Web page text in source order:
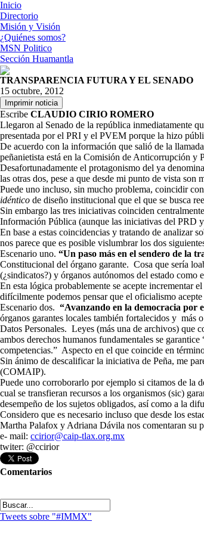
Inicio
Directorio
Misión y Visión
¿Quiénes somos?
MSN Politico
Sección Huamantla
TRANSPARENCIA FUTURA Y EL SENADO
15 octubre, 2012
Escribe CLAUDIO CIRIO ROMERO
Llegaron al Senado de la república inmediatamente
presentada por el PRI y el PVEM porque la hizo
De acuerdo con la información que salió de la
peñanietista está en la Comisión de Anticorrupción y
Desafortunadamente el protagonismo del ya
las otras dos, pese a que desde mi punto de vista son
Puede uno incluso, sin mucho problema, coincidir
idéntico de diseño institucional que el que se busca
Sin embargo las tres iniciativas coinciden
Información Pública (aunque las iniciativas del PRD
En base a estas coincidencias y tratando de analizar
nos parece que es posible vislumbrar los dos
Escenario uno. “Un paso más en el sendero de la
Constitucional del órgano garante. Cosa que sería
(¿sindicatos?) y órganos autónomos del estado
En esta lógica probablemente se acepte incrementar
difícilmente podemos pensar que el oficialismo
Escenario dos. “Avanzando en la democracia por
órganos garantes locales también fortalecidos y más
Datos Personales. Leyes (más una de archivos)
ambos derechos humanos fundamentales se
competencias.” Aspecto en el que coincide en
Sin ánimo de descalificar la iniciativa de Peña, me
(COMAIP).
Puede uno corroborarlo por ejemplo si citamos de la
cual se transfieran recursos a los organismos (sic)
desempeño de los sujetos obligados, así como a la
Considero que es necesario incluso que desde los
Martha Palafox y Adriana Dávila nos comentaran su
e- mail: ccirior@caip-tlax.org.mx
twiter: @ccirior
Comentarios
Tweets sobre "#IMMX"